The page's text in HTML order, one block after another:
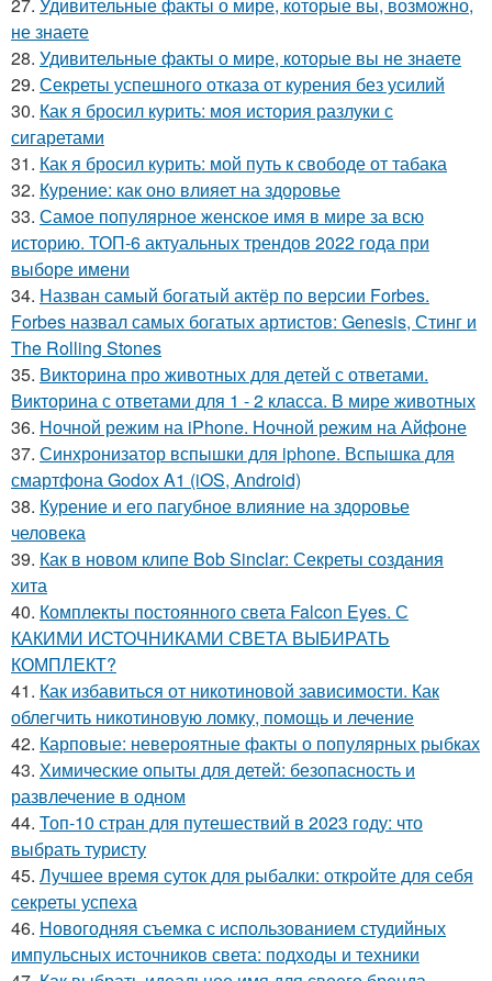
27. Удивительные факты о мире, которые вы, возможно,
не знаете
28. Удивительные факты о мире, которые вы не знаете
29. Секреты успешного отказа от курения без усилий
30. Как я бросил курить: моя история разлуки с
сигаретами
31. Как я бросил курить: мой путь к свободе от табака
32. Курение: как оно влияет на здоровье
33. Самое популярное женское имя в мире за всю
историю. ТОП-6 актуальных трендов 2022 года при
выборе имени
34. Назван самый богатый актёр по версии Forbes.
Forbes назвал самых богатых артистов: Genesis, Стинг и
The Rolling Stones
35. Викторина про животных для детей с ответами.
Викторина с ответами для 1 - 2 класса. В мире животных
36. Ночной режим на iPhone. Ночной режим на Айфоне
37. Синхронизатор вспышки для iphone. Вспышка для
смартфона Godox A1 (iOS, Android)
38. Курение и его пагубное влияние на здоровье
человека
39. Как в новом клипе Bob Sinclar: Секреты создания
хита
40. Комплекты постоянного света Falcon Eyes. С
КАКИМИ ИСТОЧНИКАМИ СВЕТА ВЫБИРАТЬ
КОМПЛЕКТ?
41. Как избавиться от никотиновой зависимости. Как
облегчить никотиновую ломку, помощь и лечение
42. Карповые: невероятные факты о популярных рыбках
43. Химические опыты для детей: безопасность и
развлечение в одном
44. Топ-10 стран для путешествий в 2023 году: что
выбрать туристу
45. Лучшее время суток для рыбалки: откройте для себя
секреты успеха
46. Новогодняя съемка с использованием студийных
импульсных источников света: подходы и техники